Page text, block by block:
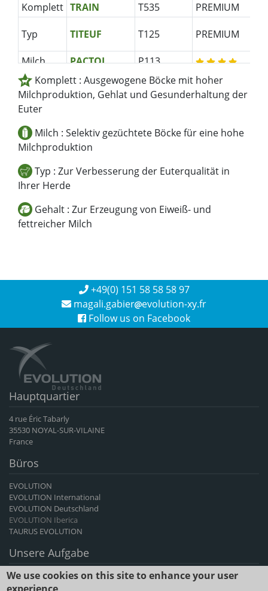
Komplett TRAIN T535 PREMIUM
Typ TITEUF T125 PREMIUM
Milch PACTOL
P113
Milch
RAMIREZ
R537
Milch
SUKO
S528
Milch
PEPE
P155
Milch RENAUD
Milch SOLEIL
S178
REDFORD
R195
Komplett SUCRE S126
Komplett
Komplett SNACK
Komplett SORRY
Komplett
Komplett ULAC
Typ PICASSO
Typ RIBLON
Komplett : Ausgewogene Böcke mit hoher
Milchproduktion, Gehlat und Gesunderhaltung der
Euter
Milch : Selektiv gezüchtete Böcke für eine hohe
Milchproduktion
Typ : Zur Verbesserung der Euterqualität in
Ihrer Herde
Gehalt : Zur Erzeugung von Eiweiß- und
fettreicher Milch
+49(0) 151 58 58 58 97
magali.gabier evolution-xy.fr
Follow us on Facebook
Hauptquartier
4 rue Éric Tabarly
35530 NOYAL-SUR-VILAINE
France
Büros
EVOLUTION
EVOLUTION International
EVOLUTION Deutschland
EVOLUTION Iberica
TAURUS EVOLUTION
Unsere Aufgabe
EVOLUTION International ist der führende französische Exporteur von
Rinder- und Ziegengenetik und seit mehr als 60 Jahren ein Anbieter
We use cookies on this site to enhance your user